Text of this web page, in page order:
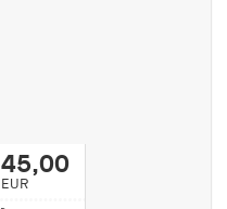
45,00
EUR